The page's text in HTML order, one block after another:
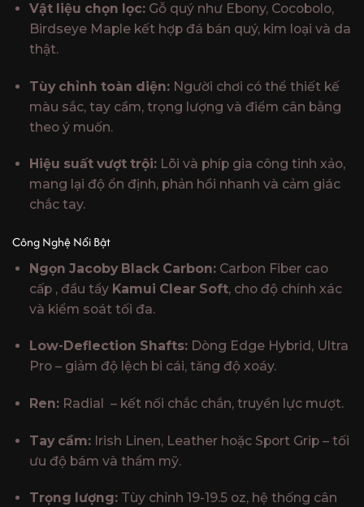
Vật liệu chọn lọc:Gỗ quý như Ebony, Cocobolo,
Birdseye Maple kết hợp đá bán quý, kim loại và da
thật.
Tùy chỉnh toàn diện:Người chơi có thể thiết kế
màu sắc, tay cầm, trọng lượng và điểm cân bằng
theo ý muốn.
Hiệu suất vượt trội:Lõi và phíp gia công tinh xảo,
mang lại độ ổn định, phản hồi nhanh và cảm giác
chắc tay.
Công Nghệ Nổi Bật
Ngọn Jacoby Black Carbon:Carbon Fiber cao
cấp , đầu tẩy Kamui Clear Soft, cho độ chính xác
và kiểm soát tối đa.
Low-Deflection Shafts:Dòng Edge Hybrid, Ultra
Pro – giảm độ lệch bi cái, tăng độ xoáy.
Ren:Radial – kết nối chắc chắn, truyền lực mượt.
Tay cầm:Irish Linen, Leather hoặc Sport Grip – tối
ưu độ bám và thẩm mỹ.
Trọng lượng:Tùy chỉnh 19-19.5 oz, hệ thống cân